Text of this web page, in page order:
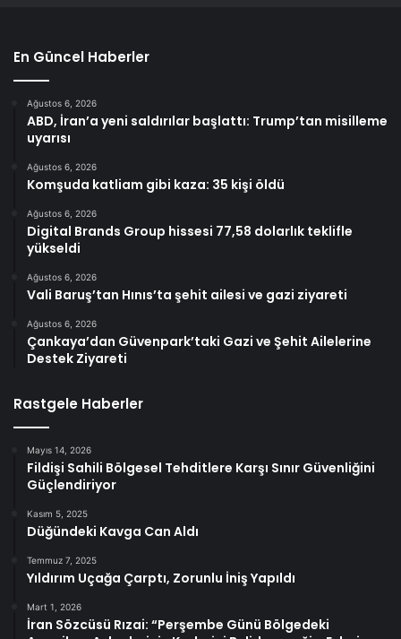
En Güncel Haberler
Ağustos 6, 2026
ABD, İran’a yeni saldırılar başlattı: Trump’tan misilleme
uyarısı
Ağustos 6, 2026
Komşuda katliam gibi kaza: 35 kişi öldü
Ağustos 6, 2026
Digital Brands Group hissesi 77,58 dolarlık teklifle
yükseldi
Ağustos 6, 2026
Vali Baruş’tan Hınıs’ta şehit ailesi ve gazi ziyareti
Ağustos 6, 2026
Çankaya’dan Güvenpark’taki Gazi ve Şehit Ailelerine
Destek Ziyareti
Rastgele Haberler
Mayıs 14, 2026
Fildişi Sahili Bölgesel Tehditlere Karşı Sınır Güvenliğini
Güçlendiriyor
Kasım 5, 2025
Düğündeki Kavga Can Aldı
Temmuz 7, 2025
Yıldırım Uçağa Çarptı, Zorunlu İniş Yapıldı
Mart 1, 2026
İran Sözcüsü Rızai: “Perşembe Günü Bölgedeki